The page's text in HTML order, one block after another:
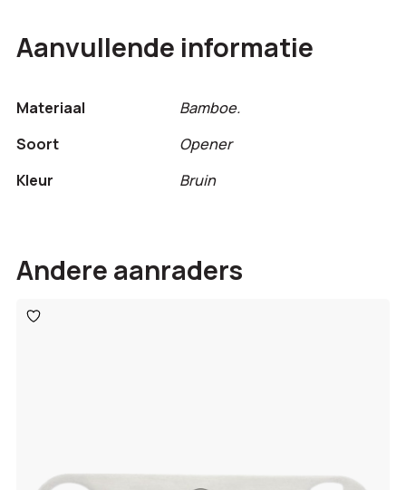
Aanvullende informatie
Materiaal
Bamboe.
Soort
Opener
Kleur
Bruin
Andere aanraders
Toevoegen
aan